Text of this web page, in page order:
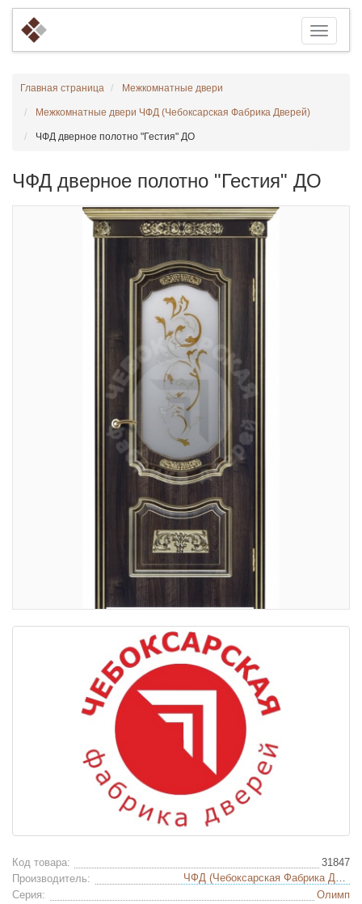
Главная страница Межкомнатные двери
Межкомнатные двери ЧФД (Чебоксарская Фабрика Дверей)
ЧФД дверное полотно "Гестия" ДО
ЧФД дверное полотно "Гестия" ДО
Код товара:
31847
Производитель:
ЧФД (Чебоксарская Фабрика Дверей)
Серия:
Олимп